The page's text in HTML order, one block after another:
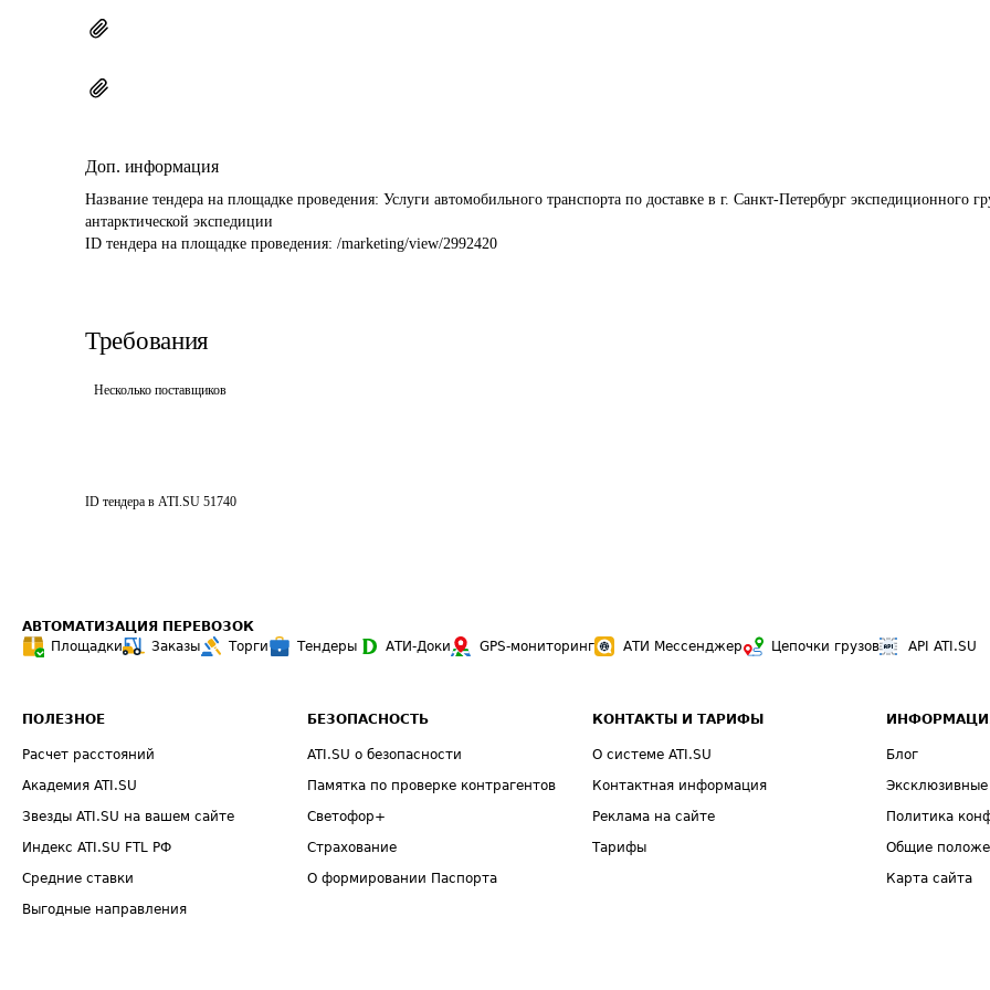
Доп. информация
Название тендера на площадке проведения: Услуги автомобильного транспорта по доставке в г. Санкт-Петербург экспедиционного
антарктической экспедиции
ID тендера на площадке проведения: /marketing/view/2992420
Требования
Несколько поставщиков
ID тендера в ATI.SU 51740
АВТОМАТИЗАЦИЯ ПЕРЕВОЗОК
Площадки
Заказы Торги Тендеры АТИ-Доки GPS-мониторинг АТИ Мессенджер Цепочки грузов API ATI.SU
ПОЛЕЗНОЕ
Расчет расстояний
Академия ATI.SU
Звезды ATI.SU на вашем сайте
Индекс ATI.SU FTL РФ
Средние ставки
Выгодные направления
БЕЗОПАСНОСТЬ
ATI.SU о безопасности
Памятка по проверке контрагентов
Светофор+
Страхование
О формировании Паспорта
КОНТАКТЫ И ТАРИФЫ
О системе ATI.SU
Контактная информация
Реклама на сайте
Тарифы
Блог
Политика
Общие
Карта сайта